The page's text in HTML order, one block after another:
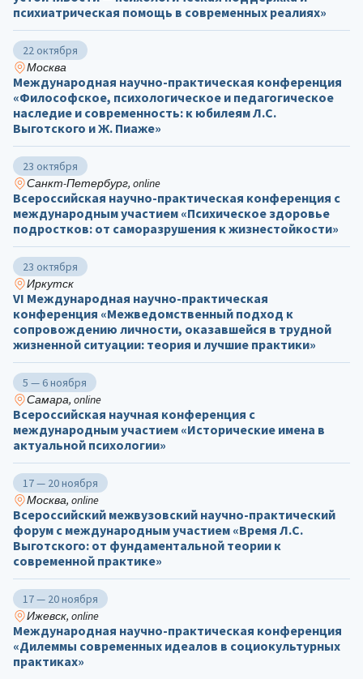
психиатрическая помощь в современных реалиях»
22 октября
Москва
Международная научно-практическая конференция
«Философское, психологическое и педагогическое
наследие и современность: к юбилеям Л.С.
Выготского и Ж. Пиаже»
23 октября
Санкт-Петербург, online
Всероссийская научно-практическая конференция с
международным участием «Психическое здоровье
подростков: от саморазрушения к жизнестойкости»
23 октября
Иркутск
VI Международная научно-практическая
конференция «Межведомственный подход к
сопровождению личности, оказавшейся в трудной
жизненной ситуации: теория и лучшие практики»
5 — 6 ноября
Самара, online
Всероссийская научная конференция с
международным участием «Исторические имена в
актуальной психологии»
17 — 20 ноября
Москва, online
Всероссийский межвузовский научно-практический
форум с международным участием «Время Л.С.
Выготского: от фундаментальной теории к
современной практике»
17 — 20 ноября
Ижевск, online
Международная научно-практическая конференция
«Дилеммы современных идеалов в социокультурных
практиках»